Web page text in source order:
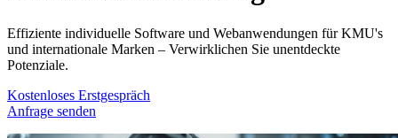
Effiziente individuelle Software und Webanwendungen für KMU's
und internationale Marken – Verwirklichen Sie unentdeckte
Potenziale.
Kostenloses Erstgespräch
Anfrage senden